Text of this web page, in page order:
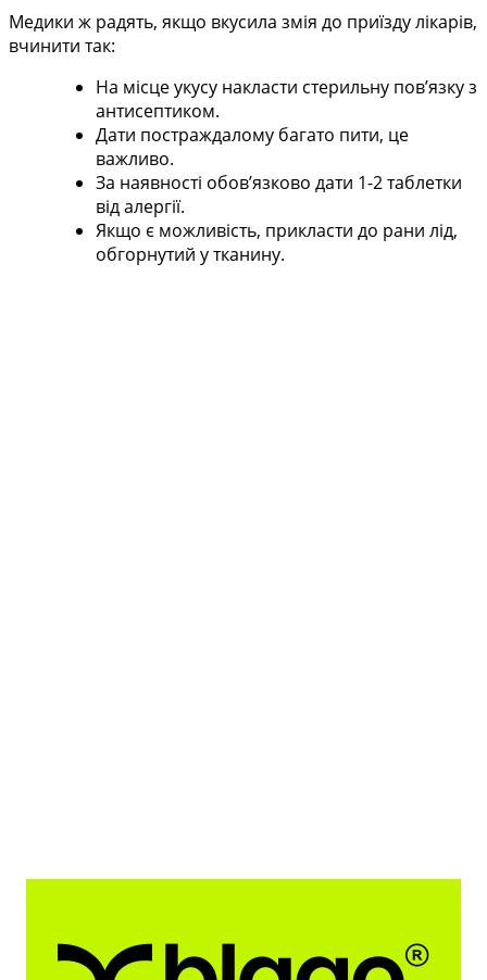
Медики ж радять, якщо вкусила змія до приїзду лікарів,
вчинити так:
На місце укусу накласти стерильну пов’язку з
антисептиком.
Дати постраждалому багато пити, це
важливо.
За наявності обов’язково дати 1-2 таблетки
від алергії.
Якщо є можливість, прикласти до рани лід,
обгорнутий у тканину.